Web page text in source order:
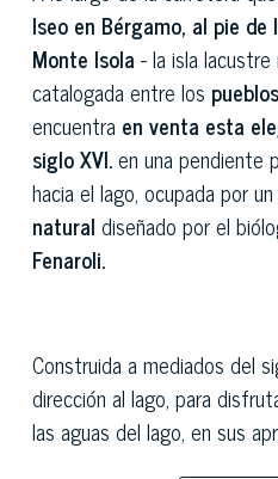
Iseo en Bérgamo, al pie de
Monte Isola - la isla
catalogada entre los
encuentra en venta esta
siglo XVI.en una pendiente
hacia el lago, ocupada por
natural diseñado por el
Fenaroli.
Construida a mediados del
dirección al lago, para
las aguas del lago, en sus